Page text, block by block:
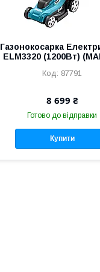
Газонокосарка
ELM3320 (1200Вт)
87791
8 699 ₴
Готово до відправки
Купити